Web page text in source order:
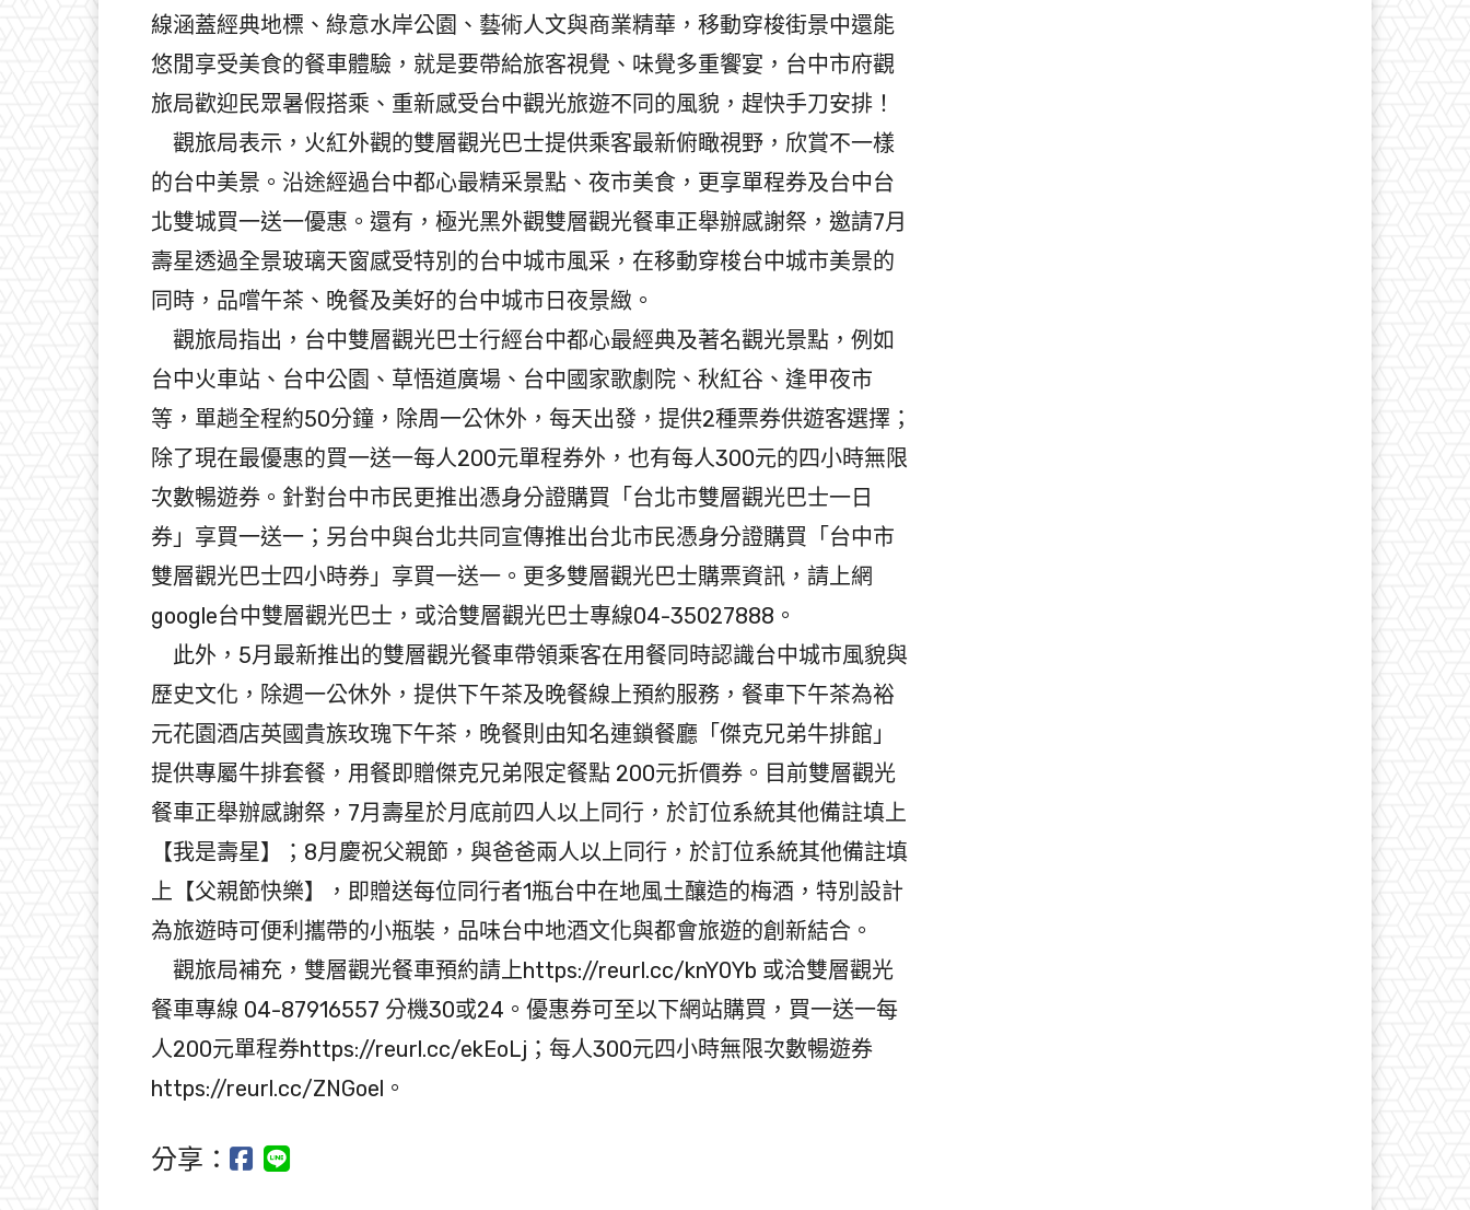
線涵蓋經典地標、綠意水岸公園、藝術人文與商業精華，移動穿梭街景中還能
悠閒享受美食的餐車體驗，就是要帶給旅客視覺、味覺多重饗宴，台中市府觀
旅局歡迎民眾暑假搭乘、重新感受台中觀光旅遊不同的風貌，趕快手刀安排！
觀旅局表示，火紅外觀的雙層觀光巴士提供乘客最新俯瞰視野，欣賞不一樣
的台中美景。沿途經過台中都心最精采景點、夜市美食，更享單程券及台中台
北雙城買一送一優惠。還有，極光黑外觀雙層觀光餐車正舉辦感謝祭，邀請7月
壽星透過全景玻璃天窗感受特別的台中城市風采，在移動穿梭台中城市美景的
同時，品嚐午茶、晚餐及美好的台中城市日夜景緻。
觀旅局指出，台中雙層觀光巴士行經台中都心最經典及著名觀光景點，例如
台中火車站、台中公園、草悟道廣場、台中國家歌劇院、秋紅谷、逢甲夜市
等，單趟全程約50分鐘，除周一公休外，每天出發，提供2種票券供遊客選擇；
除了現在最優惠的買一送一每人200元單程券外，也有每人300元的四小時無限
次數暢遊券。針對台中市民更推出憑身分證購買「台北市雙層觀光巴士一日
券」享買一送一；另台中與台北共同宣傳推出台北市民憑身分證購買「台中市
雙層觀光巴士四小時券」享買一送一。更多雙層觀光巴士購票資訊，請上網
google台中雙層觀光巴士，或洽雙層觀光巴士專線04-35027888。
此外，5月最新推出的雙層觀光餐車帶領乘客在用餐同時認識台中城市風貌與
歷史文化，除週一公休外，提供下午茶及晚餐線上預約服務，餐車下午茶為裕
元花園酒店英國貴族玫瑰下午茶，晚餐則由知名連鎖餐廳「傑克兄弟牛排館」
提供專屬牛排套餐，用餐即贈傑克兄弟限定餐點 200元折價券。目前雙層觀光
餐車正舉辦感謝祭，7月壽星於月底前四人以上同行，於訂位系統其他備註填上
【我是壽星】；8月慶祝父親節，與爸爸兩人以上同行，於訂位系統其他備註填
上【父親節快樂】，即贈送每位同行者1瓶台中在地風土釀造的梅酒，特別設計
為旅遊時可便利攜帶的小瓶裝，品味台中地酒文化與都會旅遊的創新結合。
觀旅局補充，雙層觀光餐車預約請上https://reurl.cc/knY0Yb 或洽雙層觀光
餐車專線 04-87916557 分機30或24。優惠券可至以下網站購買，買一送一每
人200元單程券https://reurl.cc/ekEoLj；每人300元四小時無限次數暢遊券
https://reurl.cc/ZNGoel。
分享：